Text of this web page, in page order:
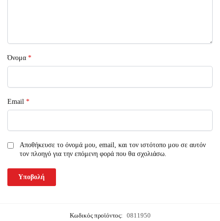
Όνομα *
Email *
Αποθήκευσε το όνομά μου, email, και τον ιστότοπο μου σε αυτόν
τον πλοηγό για την επόμενη φορά που θα σχολιάσω.
Κωδικός προϊόντος: 0811950